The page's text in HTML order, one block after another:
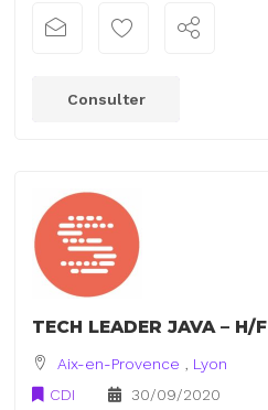
Consulter
TECH LEADER JAVA – H/F
Aix-en-Provence , Lyon
CDI
30/09/2020